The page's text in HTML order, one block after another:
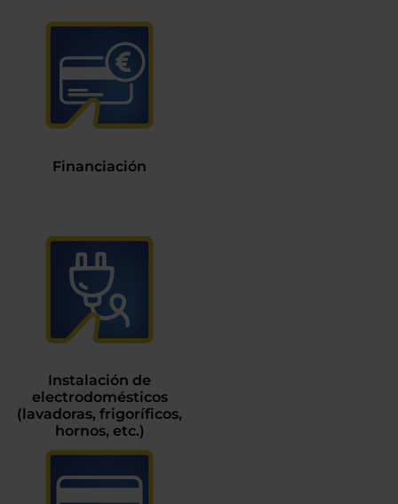
Financiación
Instalación de
electrodomésticos
(lavadoras, frigoríficos,
hornos, etc.)